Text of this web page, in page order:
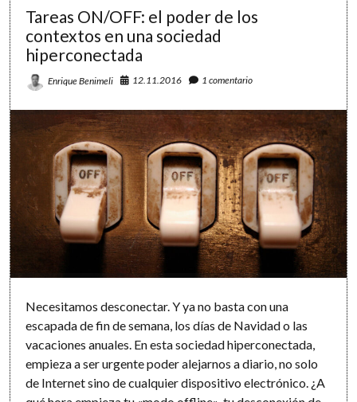
Tareas ON/OFF: el poder de los
contextos en una sociedad
hiperconectada
Enrique Benimeli 12.11.2016 1 comentario
Necesitamos desconectar. Y ya no basta con una
escapada de fin de semana, los días de Navidad o las
vacaciones anuales. En esta sociedad hiperconectada,
empieza a ser urgente poder alejarnos a diario, no solo
de Internet sino de cualquier dispositivo electrónico. ¿A